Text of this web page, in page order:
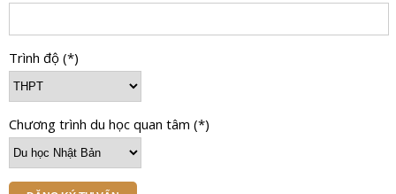
Trình độ (*)
Chương trình du học quan tâm (*)